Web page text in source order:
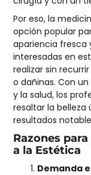
Por eso, la
opción popular
apariencia fresca
interesadas en
realizar sin
o dañinas. Con
y la salud, los
resaltar la
resultados
Razones
a la Estética
Demanda